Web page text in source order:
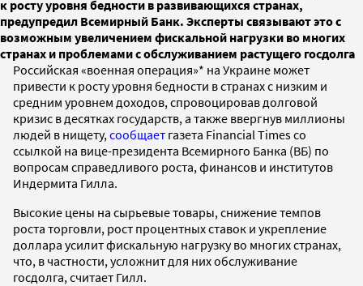
к росту уровня бедности в развивающихся странах,
предупредил Всемирный Банк. Эксперты связывают это с
возможным увеличением фискальной нагрузки во многих
странах и проблемами с обслуживанием растущего госдолга
Российская «военная операция»* на Украине может
привести к росту уровня бедности в странах с низким и
средним уровнем доходов, спровоцировав долговой
кризис в десятках государств, а также ввергнув миллионы
людей в нищету, сообщает газета Financial Times со
ссылкой на вице-президента Всемирного Банка (ВБ) по
вопросам справедливого роста, финансов и институтов
Индермита Гилла.
Высокие цены на сырьевые товары, снижение темпов
роста торговли, рост процентных ставок и укрепление
доллара усилит фискальную нагрузку во многих странах,
что, в частности, усложнит для них обслуживание
госдолга, считает Гилл.